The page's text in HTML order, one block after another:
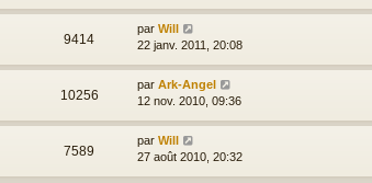
9414
par Will
22 janv. 2011, 20:08
10256
par Ark-Angel
12 nov. 2010, 09:36
7589
par Will
27 août 2010, 20:32